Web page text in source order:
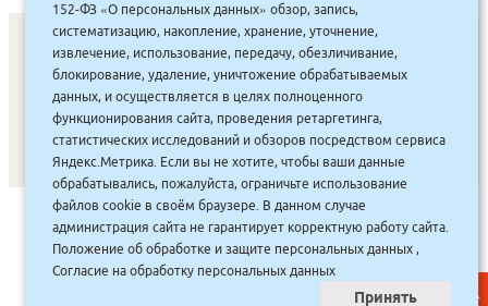
АКЦИЯЛАР|ДИСКОНТНАЙ СИСТЕМА|ЮРИДИЧЕСКАЙ
ВАКАНСИЯЛАР|
САЙТ СОЗДАН:ООО "ЭЙФОС"
. ИНФОРМАЦИОННЫЕ
ТЕХНОЛОГИИ
152-ФЗ «О персональных данных» обзор, запись,
систематизацию, накопление, хранение, уточнение,
извлечение, использование, передачу, обезличивание,
блокирование, удаление, уничтожение обрабатываемых
данных, и осуществляется в целях полноценного
функционирования сайта, проведения ретаргетинга,
статистических исследований и обзоров посредством сервиса
Яндекс.Метрика. Если вы не хотите, чтобы ваши данные
обрабатывались, пожалуйста, ограничьте использование
файлов cookie в своём браузере. В данном случае
администрация сайта не гарантирует корректную работу сайта.
Положение об обработке и защите персональных данных ,
Согласие на обработку персональных данных
Принять